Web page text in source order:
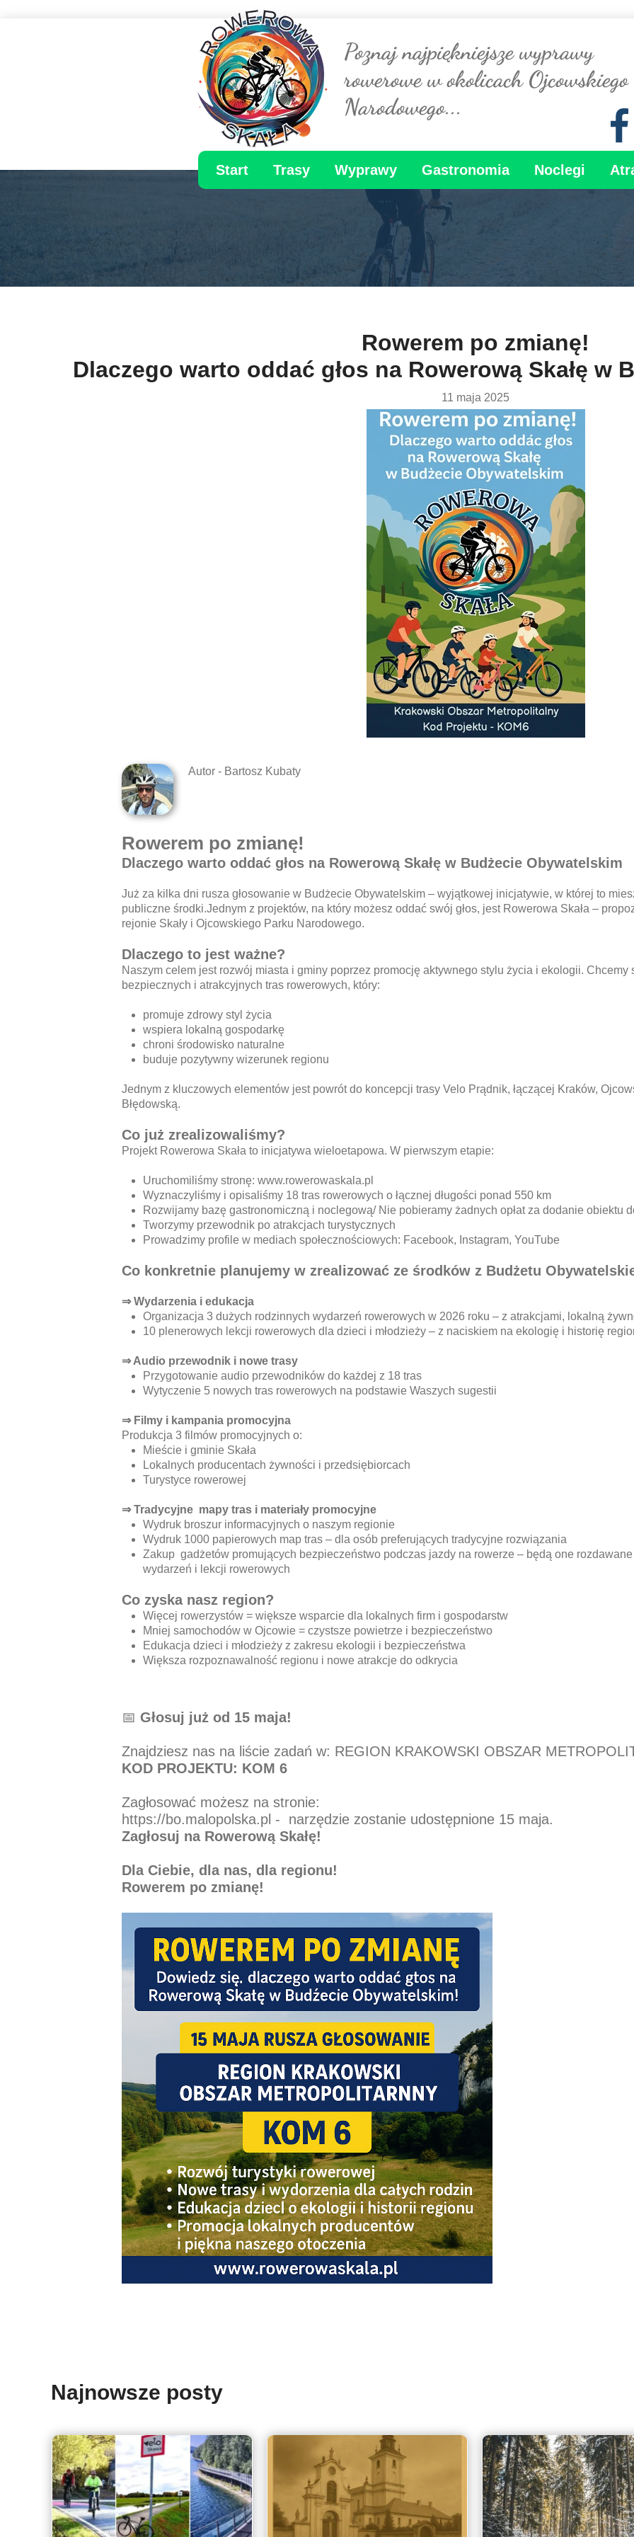
Start Trasy Wyprawy Gastronomia Noclegi
Poznaj najpiękniejsze wyprawy
rowerowe w okolicach
Narodowego...
Autor - Bartosz Kubaty
11 maja 2025
Rowerem po zmianę!
Dlaczego warto oddać głos na Rowerową Skałę w
Rowerem po zmianę!
Dlaczego warto oddać głos na Rowerową Skałę w Budżecie Obywatelskim
Już za kilka dni rusza głosowanie w Budżecie Obywatelskim – wyjątkowej inicjatywie, w której to
publiczne środki.Jednym z projektów, na który możesz oddać swój głos, jest Rowerowa Skała –
rejonie Skały i Ojcowskiego Parku Narodowego.
Dlaczego to jest ważne?
Naszym celem jest rozwój miasta i gminy poprzez promocję aktywnego stylu życia i ekologii. Chcemy
bezpiecznych i atrakcyjnych tras rowerowych, który:
promuje zdrowy styl życia
wspiera lokalną gospodarkę
chroni środowisko naturalne
buduje pozytywny wizerunek regionu
Jednym z kluczowych elementów jest powrót do koncepcji trasy Velo Prądnik, łączącej Kraków,
Błędowską.
Co już zrealizowaliśmy?
Projekt Rowerowa Skała to inicjatywa wieloetapowa. W pierwszym etapie:
Uruchomiliśmy stronę: www.rowerowaskala.pl
Wyznaczyliśmy i opisaliśmy 18 tras rowerowych o łącznej długości ponad 550 km
Rozwijamy bazę gastronomiczną i noclegową/ Nie pobieramy żadnych opłat za dodanie obiektu
Tworzymy przewodnik po atrakcjach turystycznych
Prowadzimy profile w mediach społecznościowych: Facebook, Instagram, YouTube
Co konkretnie planujemy w zrealizować ze środków z Budżetu
⇒ Wydarzenia i edukacja
Organizacja 3 dużych rodzinnych wydarzeń rowerowych w 2026 roku – z atrakcjami, lokalną
10 plenerowych lekcji rowerowych dla dzieci i młodzieży – z naciskiem na ekologię i historię
⇒ Audio przewodnik i nowe trasy
Przygotowanie audio przewodników do każdej z 18 tras
Wytyczenie 5 nowych tras rowerowych na podstawie Waszych sugestii
⇒ Filmy i kampania promocyjna
Produkcja 3 filmów promocyjnych o:
Mieście i gminie Skała
Lokalnych producentach żywności i przedsiębiorcach
Turystyce rowerowej
⇒ Tradycyjne mapy tras i materiały promocyjne
Wydruk broszur informacyjnych o naszym regionie
Wydruk 1000 papierowych map tras – dla osób preferujących tradycyjne rozwiązania
Zakup gadżetów promujących bezpieczeństwo podczas jazdy na rowerze – będą one
wydarzeń i lekcji rowerowych
Co zyska nasz region?
Więcej rowerzystów = większe wsparcie dla lokalnych firm i gospodarstw
Mniej samochodów w Ojcowie = czystsze powietrze i bezpieczeństwo
Edukacja dzieci i młodzieży z zakresu ekologii i bezpieczeństwa
Większa rozpoznawalność regionu i nowe atrakcje do odkrycia
📅 Głosuj już od 15 maja!
Znajdziesz nas na liście zadań w: REGION KRAKOWSKI OBSZAR
KOD PROJEKTU: KOM 6
Zagłosować możesz na stronie:
https://bo.malopolska.pl -
narzędzie zostanie udostępnione 15 maja.
Zagłosuj na Rowerową Skałę!
Dla Ciebie, dla nas, dla regionu!
Rowerem po zmianę!
Najnowsze posty